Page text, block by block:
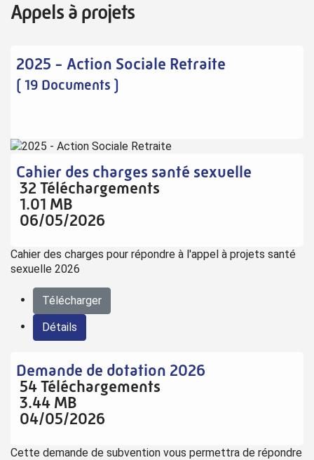
Appels à projets
2025 - Action Sociale Retraite
( 19 Documents )
Cahier des charges santé sexuelle
32 Téléchargements
1.01 MB
06/05/2026
Cahier des charges pour répondre à l'appel à projets santé
sexuelle 2026
Télécharger
Détails
Demande de dotation 2026
54 Téléchargements
3.44 MB
04/05/2026
Cette demande de subvention vous permettra de répondre